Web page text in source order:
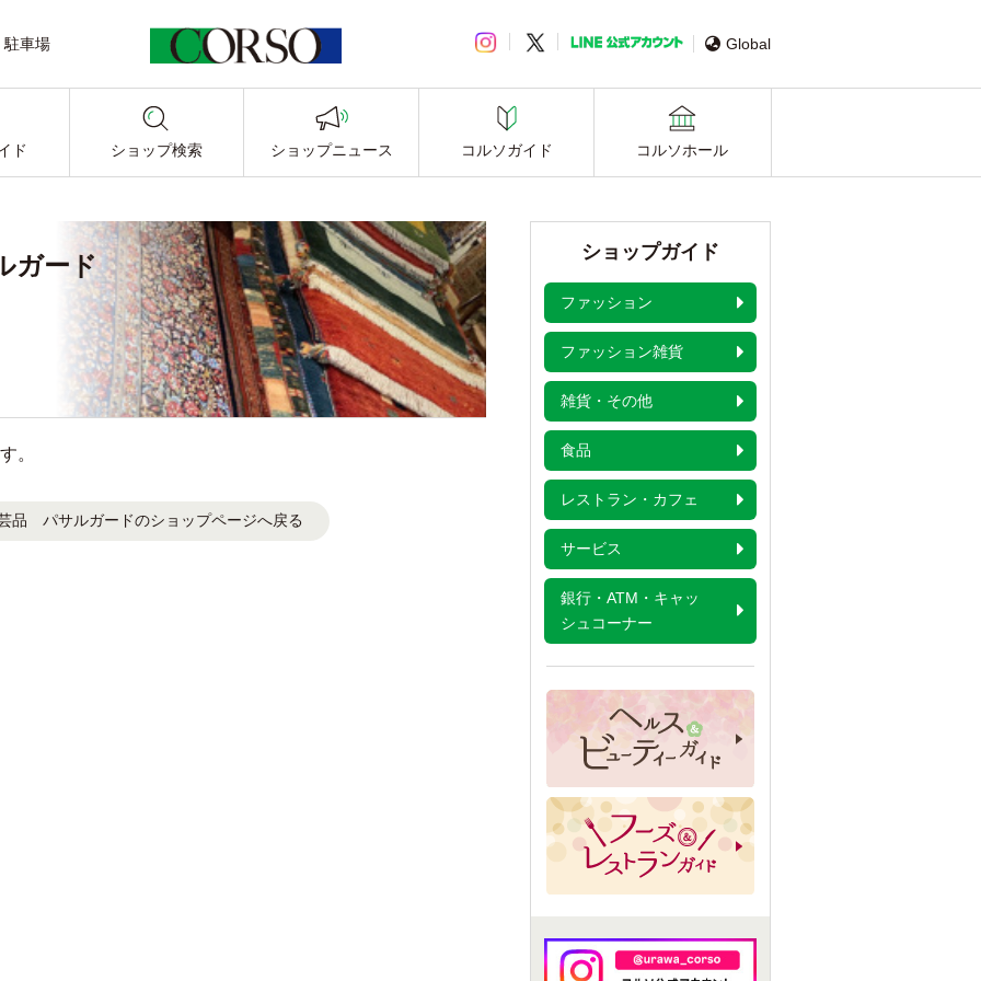
駐車場
Global
ド ショップ検索 ショップニュース コルソガイド コルソホール
ガード
。
品 パサルガードのショップページへ戻る
ショップガイド
ファッション
ファッション雑貨
雑貨・その他
食品
レストラン・カフェ
サービス
銀行・ATM・キャッ
シュコーナー